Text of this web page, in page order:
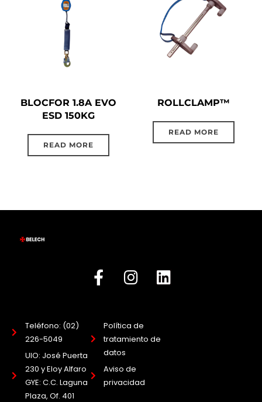
BLOCFOR 1.8A EVO
ESD 150KG
READ MORE
ROLLCLAMP™
READ MORE
Teléfono: (02)
226-5049
UIO: José Puerta
230 y Eloy Alfaro
GYE: C.C. Laguna
Plaza, Of. 401
Política de
tratamiento de
datos
Aviso de
privacidad